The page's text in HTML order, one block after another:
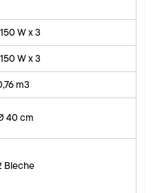
W x 3
W x 3
m3
40 cm
Bleche